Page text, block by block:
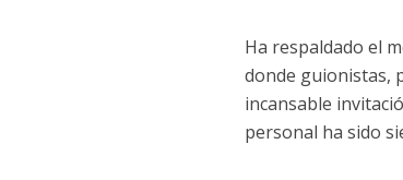
Ha respaldado el
donde guionistas,
incansable
personal ha sido